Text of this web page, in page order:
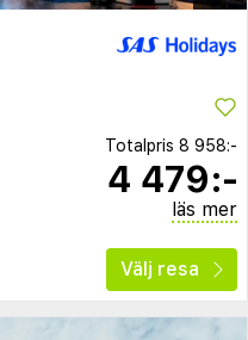
Totalpris 8 958:-
4 479:-
läs mer
Välj resa